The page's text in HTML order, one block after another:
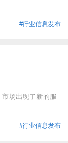
#行业信息发布
场出现了新的服
#行业信息发布